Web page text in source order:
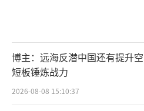
博主：远海反潜中国还有提升
短板锤炼战力
2026-08-08 15:10:37